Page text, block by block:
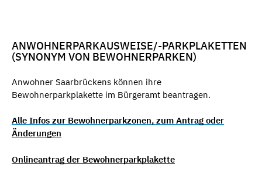
ANWOHNERPARKAUSWEISE/-PARKPLAKETTEN
(SYNONYM VON BEWOHNERPARKEN)
Anwohner Saarbrückens können ihre
Bewohnerparkplakette im Bürgeramt beantragen.
Alle Infos zur Bewohnerparkzonen, zum Antrag oder
Änderungen
Onlineantrag der Bewohnerparkplakette